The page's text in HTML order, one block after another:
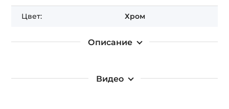
Описание
Цвет: Хром
Видео